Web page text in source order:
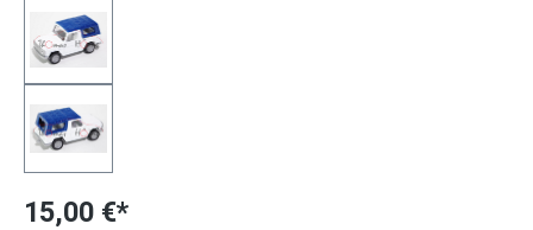
15,00 €*